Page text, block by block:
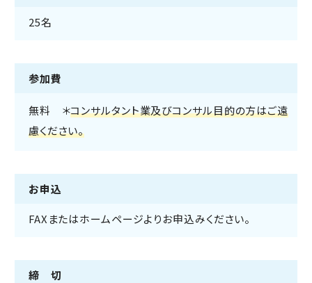
25名
参加費
無料 ＊コンサルタント業及びコンサル目的の方はご遠
慮ください。
お申込
FAXまたはホームページよりお申込みください。
締 切